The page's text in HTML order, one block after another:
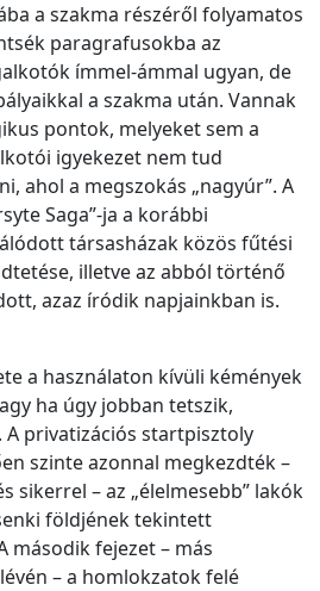
a szakma részéről folyamatos
paragrafusokba az
ímmel-ámmal ugyan, de
a szakma után. Vannak
pontok, melyeket sem a
igyekezet nem tud
ahol a megszokás „nagyúr”. A
Saga”-ja a korábbi
társasházak közös fűtési
illetve az abból történő
azaz íródik napjainkban is.
a használaton kívüli kémények
ha úgy jobban tetszik,
privatizációs startpisztoly
szinte azonnal megkezdték –
sikerrel – az „élelmesebb” lakók
földjének tekintett
második fejezet – más
– a homlokzatok felé